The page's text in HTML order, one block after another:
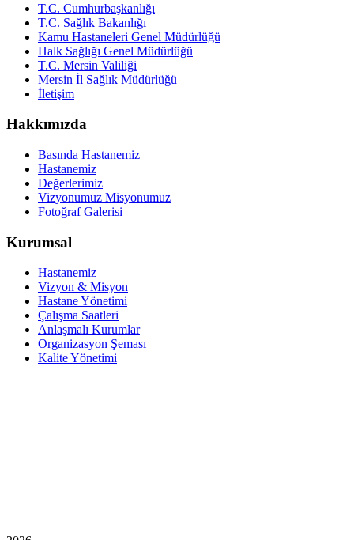
T.C. Cumhurbaşkanlığı
T.C. Sağlık Bakanlığı
Kamu Hastaneleri Genel Müdürlüğü
Halk Sağlığı Genel Müdürlüğü
T.C. Mersin Valiliği
Mersin İl Sağlık Müdürlüğü
İletişim
Hakkımızda
Basında Hastanemiz
Hastanemiz
Değerlerimiz
Vizyonumuz Misyonumuz
Fotoğraf Galerisi
Kurumsal
Hastanemiz
Vizyon & Misyon
Hastane Yönetimi
Çalışma Saatleri
Anlaşmalı Kurumlar
Organizasyon Şeması
Kalite Yönetimi